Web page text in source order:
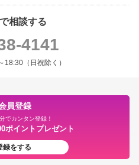
相談する
4141
18:30（日祝除く）
員登録
でカンタン登録！
ポイントプレゼント
録をする